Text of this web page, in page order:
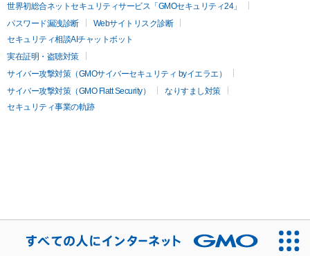
世界初総合ネットセキュリティサービス「GMOセキュリティ24」
パスワード漏洩診断
Webサイトリスク診断
セキュリティ相談AIチャットボット
実在証明・盗聴対策
サイバー攻撃対策（GMOサイバーセキュリティ byイエラエ）
サイバー攻撃対策（GMO Flatt Security）
なりすまし対策
セキュリティ事業の軌跡